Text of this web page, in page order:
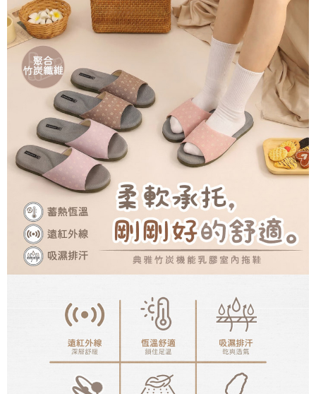
是否繳費成功／繳費後需取消欲退款等相關疑問，請聯繫「AFTEE先享後付
客戶支援中心」
https://netprotections.freshdesk.com/support/home
【注意事項】
１．透過由恩沛科技股份有限公司提供之「AFTEE先享後付」服務完成之交
易，需依本服務之必要範圍內提供個人資料，並將交易相關給付款項請求債
權轉讓予恩沛科技股份有限公司。
２．關於個人資料處理事宜，請瀏覽以下網址：
https://aftee.tw/terms/#terms3
３．未成年的使用者請事先徵得法定代理人或監護人之同意方可使用
「AFTEE先享後付」，若未經同意申辦者引起之損失，本公司不負相關責
任。
４．使用「AFTEE先享後付」時，將依據個別帳號之用戶狀況，依本公司即
時審查核予不同之上限額度；若仍有額度不足之情形，本公司將視審查結果
請求用戶進行身份認證。
５．嚴禁一人註冊多個帳號或使用他人資訊註冊。若發現惡意使用之情形，
恩沛科技股份有限公司將有權停止該用戶之使用額度並採取法律行動。
每筆NT$80，滿NT$490(含以上)免運費
宅配
每筆NT$80，滿NT$490(含以上)免運費
離島宅配
每筆NT$150，滿NT$800(含以上)免運費
港澳地區 查看運費